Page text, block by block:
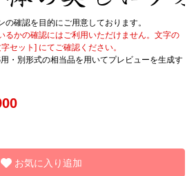
確認を目的にご用意しております。
るかの確認にはご利用いただけません。文字の
セット] にてご確認ください。
・別形式の相当品を用いてプレビューを生成す
お気に入り追加